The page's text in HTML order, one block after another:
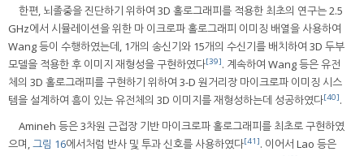
한편, 뇌졸중을 진단하기 위하여 3D 홀로그래피를 적용한 최초의 연구는 2.5
GHz에서 시뮬레이션을 위한 마 이크로파 홀로그래피 이미징 배열을 사용하여
Wang 등이 수행하였는데, 1개의 송신기와 15개의 수신기를 배치하여 3D 두부
모델을 적용한 후 이미지 재형성을 구현하였다[39]. 계속하여 Wang 등은 유전
체의 3D 홀로그래피를 구현하기 위하여 3-D 원거리장 마이크로파 이미징 시스
템을 설계하여 흠이 있는 유전체의 3D 이미지를 재형성하는데 성공하였다[40].
Amineh 등은 3차원 근접장 기반 마이크로파 홀로그래피를 최초로 구현하였
으며,그림 16에서처럼 반사 및 투과 신호를 사용하였다[41]. 이어서 Lao 등은